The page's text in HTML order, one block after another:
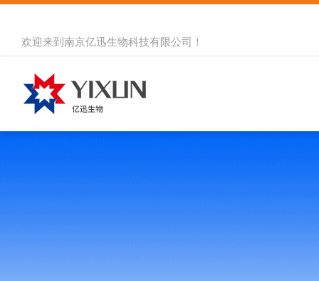
欢迎来到 南京亿迅生物科技有限公司 ！